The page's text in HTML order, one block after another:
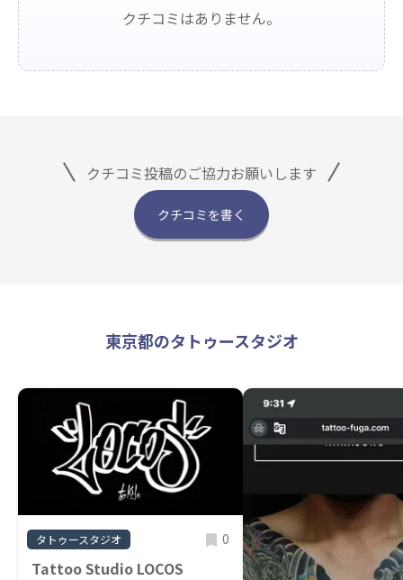
クチコミはありません。
クチコミ投稿のご協力お願いします
クチコミを書く
東京都のタトゥースタジオ
タトゥースタジオ 0
Tattoo Studio LOCOS